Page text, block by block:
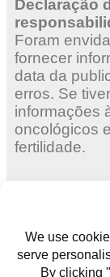
Declaração
Foram
fornecer
data da
erros. Se
informações
oncológicos
fertilidade.
Homens jovens